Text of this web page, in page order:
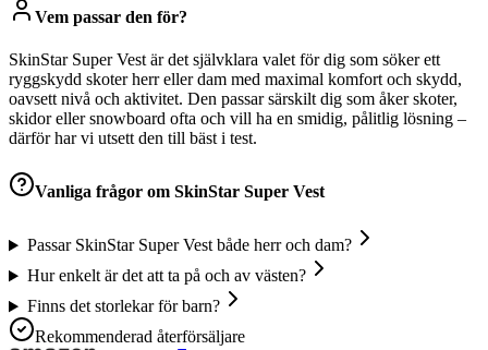
Vem passar den för?
SkinStar Super Vest är det självklara valet för dig som söker ett
ryggskydd skoter herr eller dam med maximal komfort och skydd,
oavsett nivå och aktivitet. Den passar särskilt dig som åker skoter,
skidor eller snowboard ofta och vill ha en smidig, pålitlig lösning –
därför har vi utsett den till bäst i test.
Vanliga frågor om SkinStar Super Vest
Passar SkinStar Super Vest både herr och dam?
Hur enkelt är det att ta på och av västen?
Finns det storlekar för barn?
Rekommenderad återförsäljare